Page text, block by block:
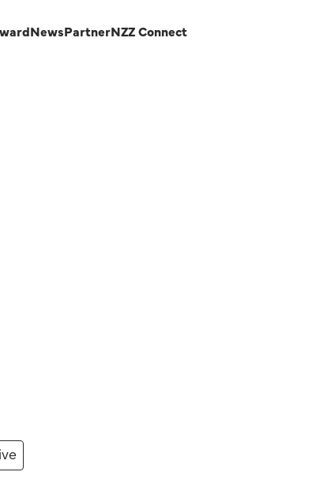
News PartnerNZZ Connect